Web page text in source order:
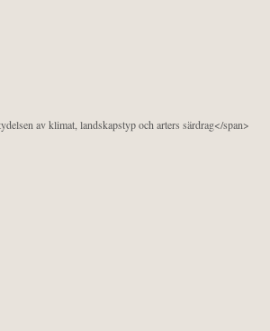
av klimat, landskapstyp och arters särdrag</span>